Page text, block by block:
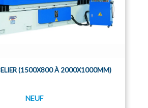
(1500X800 À 2000X1000MM)
NEUF